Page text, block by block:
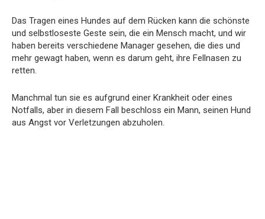
Das Tragen eines Hundes auf dem Rücken kann die schönste
und selbstloseste Geste sein, die ein Mensch macht, und wir
haben bereits verschiedene Manager gesehen, die dies und
mehr gewagt haben, wenn es darum geht, ihre Fellnasen zu
retten.
Manchmal tun sie es aufgrund einer Krankheit oder eines
Notfalls, aber in diesem Fall beschloss ein Mann, seinen Hund
aus Angst vor Verletzungen abzuholen.